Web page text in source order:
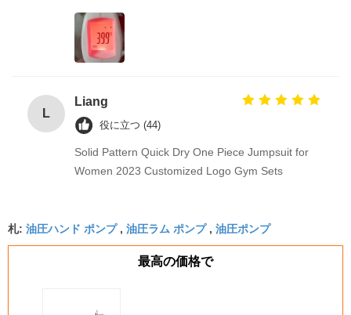
L
Liang
役に立つ (44)
Solid Pattern Quick Dry One Piece Jumpsuit for
Women 2023 Customized Logo Gym Sets
札: 油圧ハンド ポンプ, 油圧ラム ポンプ, 油圧ポンプ
最高の価格で